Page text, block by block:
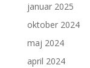
januar 2025
oktober 2024
maj 2024
april 2024